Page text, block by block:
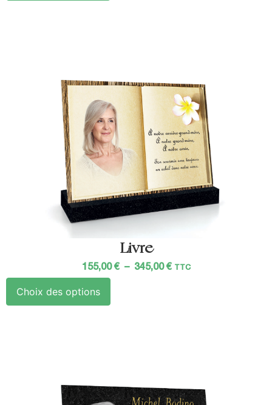
Livre
155,00 € – 345,00 € TTC
Choix des options